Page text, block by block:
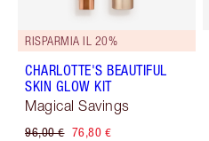
RISPARMIA IL 20%
CHARLOTTE'S BEAUTIFUL
SKIN GLOW KIT
Magical Savings
96,00 € 76,80 €